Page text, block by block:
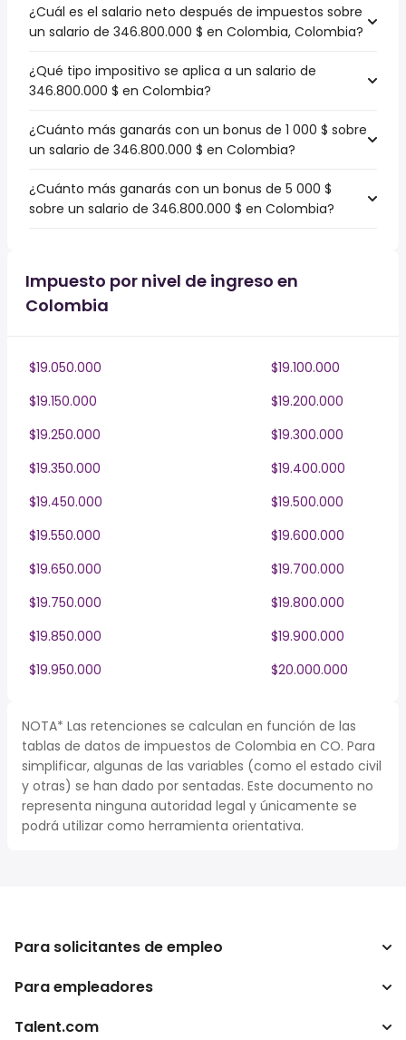
¿Cuál es el salario neto después de impuestos sobre
un salario de 346.800.000 $ en Colombia, Colombia?
¿Qué tipo impositivo se aplica a un salario de
346.800.000 $ en Colombia?
¿Cuánto más ganarás con un bonus de 1 000 $ sobre
un salario de 346.800.000 $ en Colombia?
¿Cuánto más ganarás con un bonus de 5 000 $
sobre un salario de 346.800.000 $ en Colombia?
Impuesto por nivel de ingreso en
Colombia
$19.050.000
$19.100.000
$19.150.000
$19.200.000
$19.250.000
$19.300.000
$19.350.000
$19.400.000
$19.450.000
$19.500.000
$19.550.000
$19.600.000
$19.650.000
$19.700.000
$19.750.000
$19.800.000
$19.850.000
$19.900.000
$19.950.000
$20.000.000
NOTA* Las retenciones se calculan en función de las
tablas de datos de impuestos de Colombia en CO. Para
simplificar, algunas de las variables (como el estado civil
y otras) se han dado por sentadas. Este documento no
representa ninguna autoridad legal y únicamente se
podrá utilizar como herramienta orientativa.
Para solicitantes de empleo
Buscador de trabajo
Para empleadores
Empresa
Talent.com